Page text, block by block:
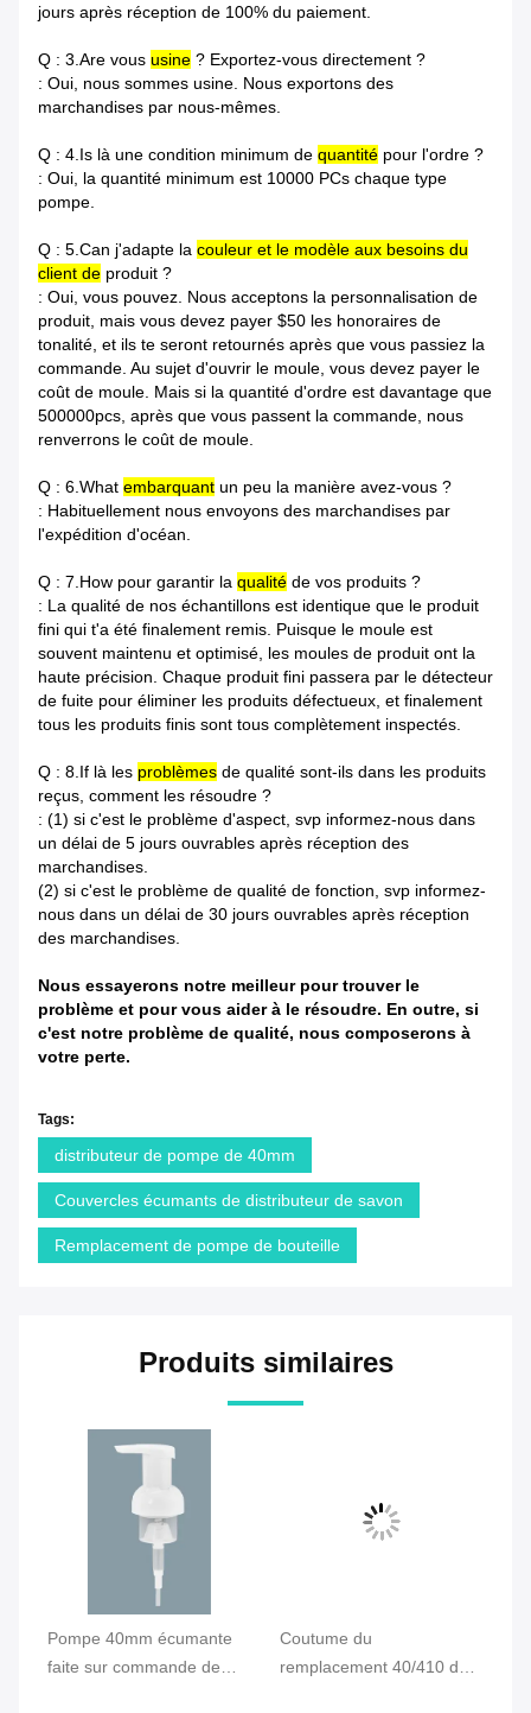
jours après réception de 100% du paiement.
Q : 3.Are vous usine ? Exportez-vous directement ?
: Oui, nous sommes usine. Nous exportons des
marchandises par nous-mêmes.
Q : 4.Is là une condition minimum de quantité pour l'ordre ?
: Oui, la quantité minimum est 10000 PCs chaque type
pompe.
Q : 5.Can j'adapte la couleur et le modèle aux besoins du
client de produit ?
: Oui, vous pouvez. Nous acceptons la personnalisation de
produit, mais vous devez payer $50 les honoraires de
tonalité, et ils te seront retournés après que vous passiez la
commande. Au sujet d'ouvrir le moule, vous devez payer le
coût de moule. Mais si la quantité d'ordre est davantage que
500000pcs, après que vous passent la commande, nous
renverrons le coût de moule.
Q : 6.What embarquant un peu la manière avez-vous ?
: Habituellement nous envoyons des marchandises par
l'expédition d'océan.
Q : 7.How pour garantir la qualité de vos produits ?
: La qualité de nos échantillons est identique que le produit
fini qui t'a été finalement remis. Puisque le moule est
souvent maintenu et optimisé, les moules de produit ont la
haute précision. Chaque produit fini passera par le détecteur
de fuite pour éliminer les produits défectueux, et finalement
tous les produits finis sont tous complètement inspectés.
Q : 8.If là les problèmes de qualité sont-ils dans les produits
reçus, comment les résoudre ?
: (1) si c'est le problème d'aspect, svp informez-nous dans
un délai de 5 jours ouvrables après réception des
marchandises.
(2) si c'est le problème de qualité de fonction, svp informez-
nous dans un délai de 30 jours ouvrables après réception
des marchandises.
Nous essayerons notre meilleur pour trouver le
problème et pour vous aider à le résoudre. En outre, si
c'est notre problème de qualité, nous composerons à
votre perte.
Tags:
distributeur de pompe de 40mm
Couvercles écumants de distributeur de savon
Remplacement de pompe de bouteille
Produits similaires
Pompe 40mm écumante
faite sur commande de
Coutume du
remplacement 40/410 de